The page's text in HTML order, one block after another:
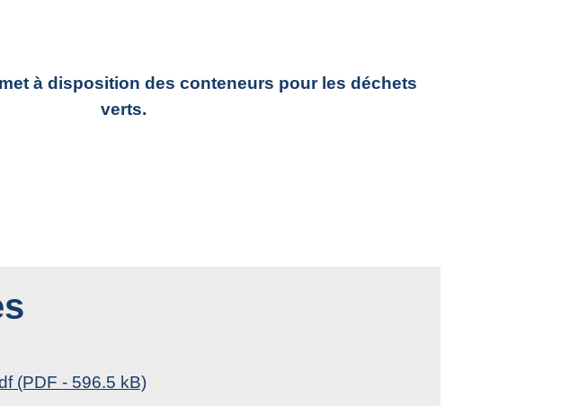
à disposition des conteneurs pour les déchets
verts.
(PDF - 596.5 kB)